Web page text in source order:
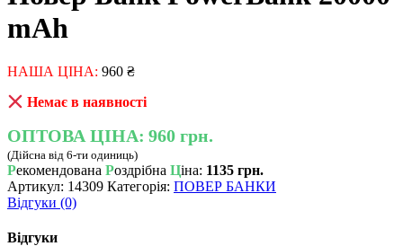
mAh
НАША ЦІНА: 960 ₴
Немає в наявності
ОПТОВА ЦІНА: 960 грн.
(Дійсна від 6-ти одиниць)
Рекомендована Роздрібна Ціна: 1135 грн.
Артикул: 14309 Категорія: ПОВЕР БАНКИ
Відгуки (0)
Відгуки